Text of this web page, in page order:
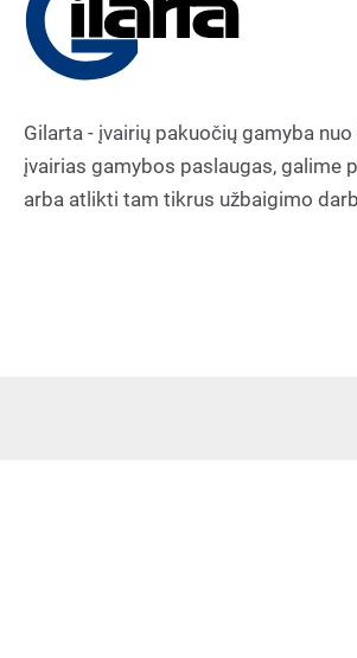
Gilarta - įvairių pakuočių gamyba
įvairias gamybos paslaugas, galime
arba atlikti tam tikrus užbaigimo